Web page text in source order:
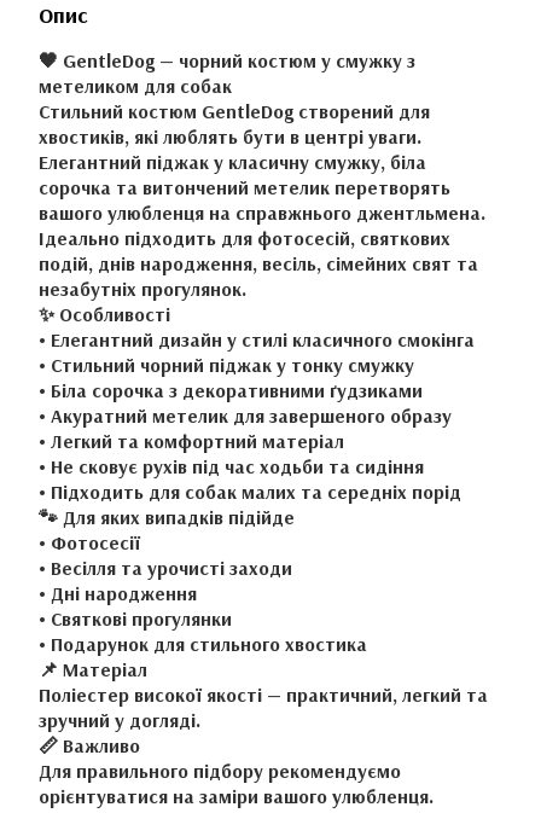
Опис
🖤 GentleDog — чорний костюм у смужку з
метеликом для собак
Стильний костюм GentleDog створений для
хвостиків, які люблять бути в центрі уваги.
Елегантний піджак у класичну смужку, біла
сорочка та витончений метелик перетворять
вашого улюбленця на справжнього джентльмена.
Ідеально підходить для фотосесій, святкових
подій, днів народження, весіль, сімейних свят та
незабутніх прогулянок.
✨ Особливості
• Елегантний дизайн у стилі класичного смокінга
• Стильний чорний піджак у тонку смужку
• Біла сорочка з декоративними ґудзиками
• Акуратний метелик для завершеного образу
• Легкий та комфортний матеріал
• Не сковує рухів під час ходьби та сидіння
• Підходить для собак малих та середніх порід
🐾 Для яких випадків підійде
• Фотосесії
• Весілля та урочисті заходи
• Дні народження
• Святкові прогулянки
• Подарунок для стильного хвостика
📌 Матеріал
Поліестер високої якості — практичний, легкий та
зручний у догляді.
📏 Важливо
Для правильного підбору рекомендуємо
орієнтуватися на заміри вашого улюбленця.